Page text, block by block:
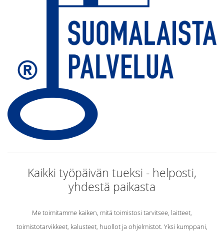
Kaikki työpäivän tueksi - helposti,
yhdestä paikasta
Me toimitamme kaiken, mitä toimistosi tarvitsee, laitteet,
toimistotarvikkeet, kalusteet, huollot ja ohjelmistot. Yksi kumppani,